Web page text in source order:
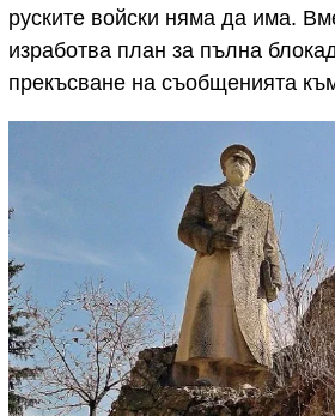
руските войски няма да има.
изработва план за пълна
прекъсване на съобщенията